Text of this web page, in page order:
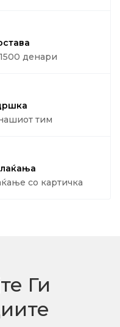
денари
тим
со картичка
Ги